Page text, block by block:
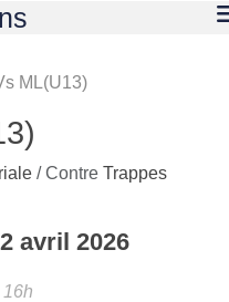
ML(U13)
/ Contre Trappes
avril 2026